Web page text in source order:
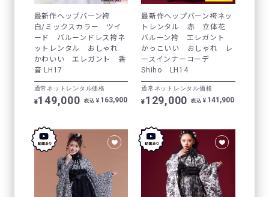
最新作ヘップバーン袴
白/ミックスカラー ツイ
ード バルーンドレス袴ネ
ットレンタル おしゃれ
かわいい エレガント 香
音 LH17
通常ネットレンタル価格
¥149,000 税込 ¥ 163,900
最新作ヘップバーン袴ネッ
トレンタル 赤 立体花
バルーン袴 エレガント
かっこいい おしゃれ レ
ースインナーコーデ
Shiho LH14
通常ネットレンタル価格
¥129,000 税込 ¥ 141,900